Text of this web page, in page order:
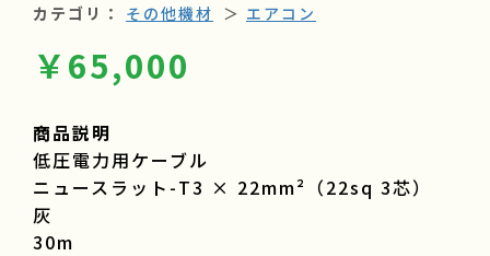
カテゴリ： その他機材 ＞ エアコン
￥65,000
商品説明
低圧電力用ケーブル
ニュースラット-T3 × 22mm²（22sq 3芯）
灰
30m